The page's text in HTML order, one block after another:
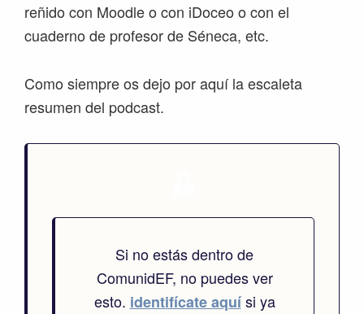
reñido con Moodle o con iDoceo o con el
cuaderno de profesor de Séneca, etc.
Como siempre os dejo por aquí la escaleta
resumen del podcast.
Si no estás dentro de
ComunidEF, no puedes ver
esto. identifícate aquísi ya